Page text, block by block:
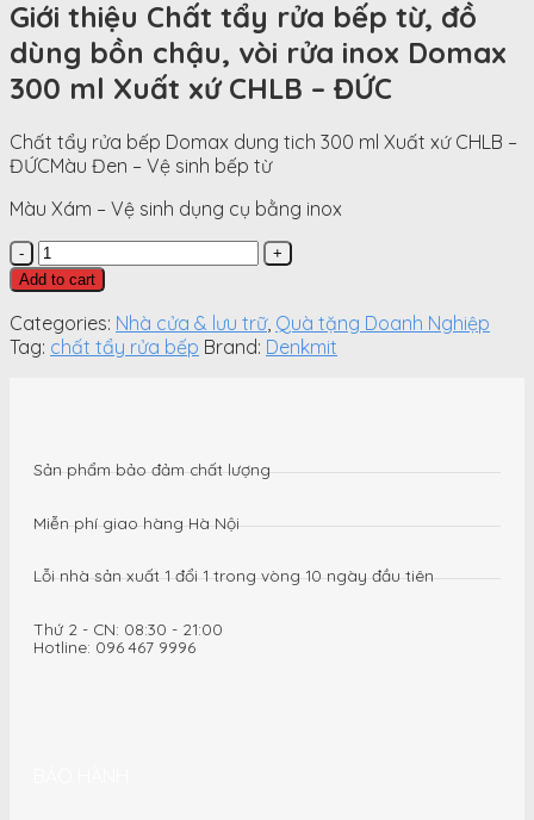
Giới thiệu Chất tẩy rửa bếp từ, đồ
dùng bồn chậu, vòi rửa inox Domax
300 ml Xuất xứ CHLB – ĐỨC
Chất tẩy rửa bếp Domax dung tich 300 ml Xuất xứ CHLB –
ĐỨCMàu Đen – Vệ sinh bếp từ
Màu Xám – Vệ sinh dụng cụ bằng inox
Chất
tẩy
rửa
bếp
từ,
vòi
inox
Domax
ml
Add to cart
Categories: Nhà cửa & lưu trữ, Quà tặng Doanh Nghiệp
Tag: chất tẩy rửa bếp Brand: Denkmit
Sản phẩm bảo đảm chất lượng
Miễn phí giao hàng Hà Nội
Lỗi nhà sản xuất 1 đổi 1 trong vòng 10 ngày đầu tiên
Thứ 2 - CN: 08:30 - 21:00
Hotline: 096 467 9996